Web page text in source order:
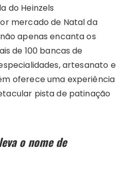
do Heinzels
mercado de Natal da
apenas encanta os
de 100 bancas de
artesanato e
oferece uma experiência
pista de patinação
o nome de